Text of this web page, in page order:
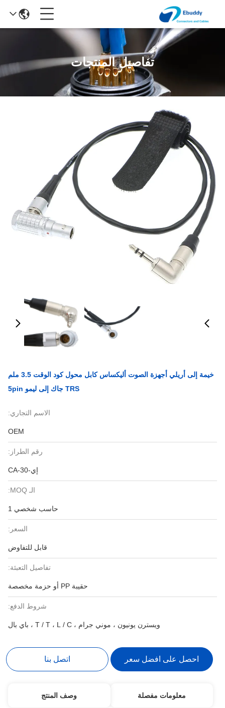
تفاصيل المنتجات
خيمة إلى أريلي أجهزة الصوت أليكساس كابل محول كود الوقت 3.5 ملم
TRS جاك إلى ليمو 5pin
الاسم التجاري:
OEM
رقم الطراز:
إي-CA-30
الـ MOQ:
حاسب شخصي 1
السعر:
قابل للتفاوض
تفاصيل التعبئة:
حقيبة PP أو حزمة مخصصة
شروط الدفع:
ويسترن يونيون ، موني جرام ، T / T ، L / C ، باي بال
احصل على افضل سعر اتصل بنا
معلومات مفصلة وصف المنتج